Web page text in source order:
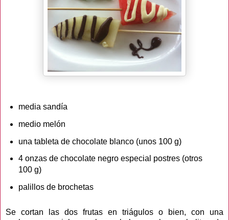
media sandía
medio melón
una tableta de chocolate blanco (unos 100 g)
4 onzas de chocolate negro especial postres (otros
100 g)
palillos de brochetas
Se cortan las dos frutas en triágulos o bien, con una